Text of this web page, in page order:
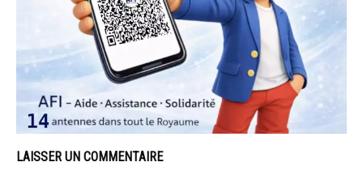
LAISSER UN COMMENTAIRE